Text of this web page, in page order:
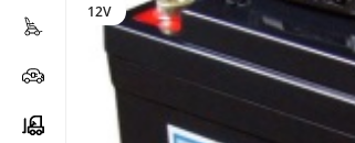
12V